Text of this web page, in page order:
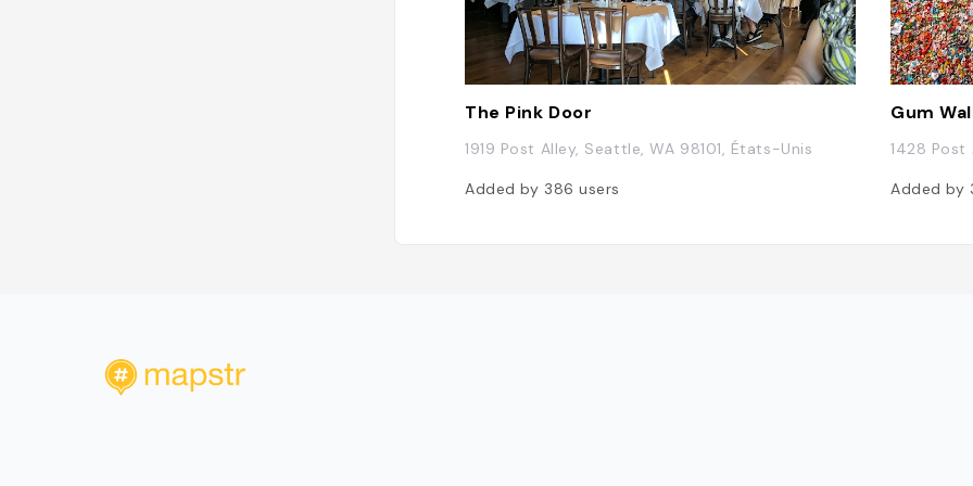
The Pink Door
1919 Post Alley, Seattle, WA 98101, États-Unis
Added by 386users
Gum
1428 Post
Added by